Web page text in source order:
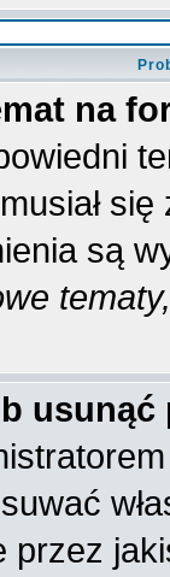
na
są
usunąć
przez